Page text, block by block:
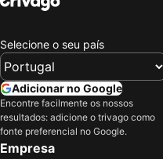
Tarare, bed and breakfasts
Gleizé, bed and breakfasts
Collonges-au-Mont-d'Or, bed and breakfasts
Vaulx-en-Velin, bed and breakfasts
Ars-sur-Formans, bed and breakfasts
Vaux-en-Beaujolais, bed and breakfasts
Saint-Laurent-d'Oingt, bed and breakfasts
Selecione o seu país
Adicionar no Google
Encontre facilmente os nossos
resultados: adicione o trivago como
fonte preferencial no Google.
Empresa